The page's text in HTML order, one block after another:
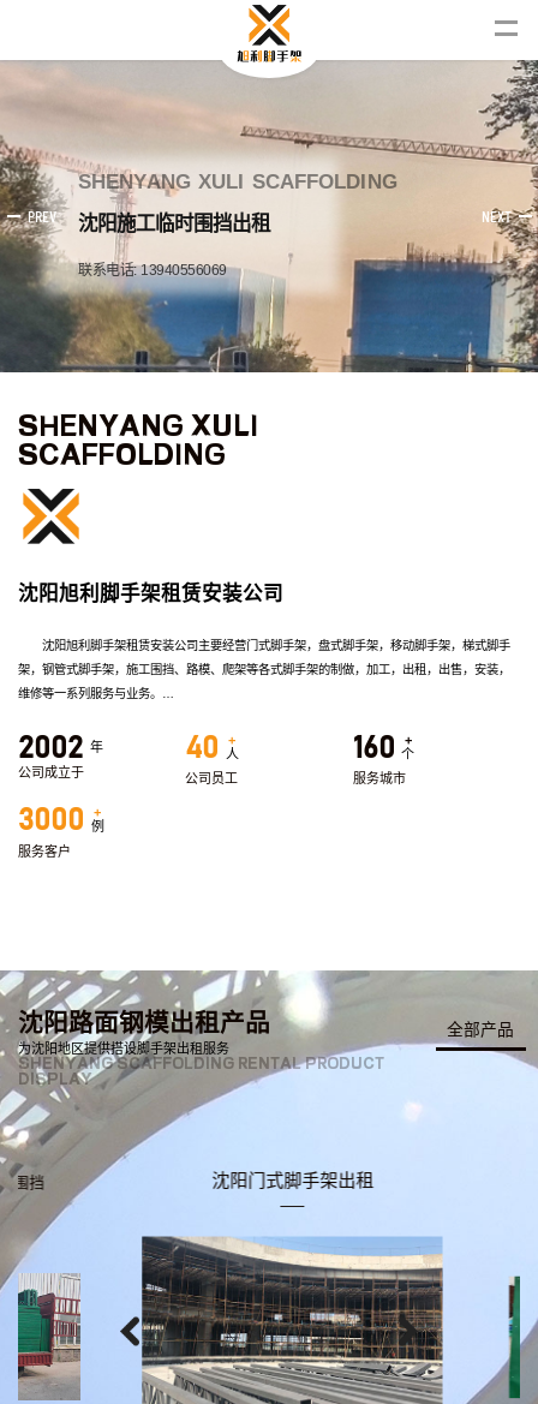
PREV NEXT
SHENYANG XUL I SCAFFOL DING
沈阳施工 临时围挡出租
联系电话: 13940556069
SHENYANG XULI
SCAFFOLDING
沈阳旭利脚手架租赁安装公司
沈阳旭利脚手架租赁安装公司主要经营门式脚手架，盘式脚手架，移动脚手架，梯式脚手
架，钢管式脚手架， 施工围挡、 路模、 爬架等各式脚手架的制做，加工，出租，出售，安装，
维修等一系列服务与业务。
同，互惠互利，服务至上的经营理念。
我们的使命：提供新颖，高效的经济产品，脚手架工程技术的进步。我们的信念：真诚，
的合作伙伴。
所在。
2002 年
公司成立于
40
+
人
公司员工
160
+
个
服务城市
3000
+
例
服务客户
沈阳路面钢模出租产品
为沈阳地区提供搭设脚手架出租服务
SHENYANG SCAFFOLDING RENTAL PRODUCT
DISPLAY
全部产品
沈阳门式脚手架出租